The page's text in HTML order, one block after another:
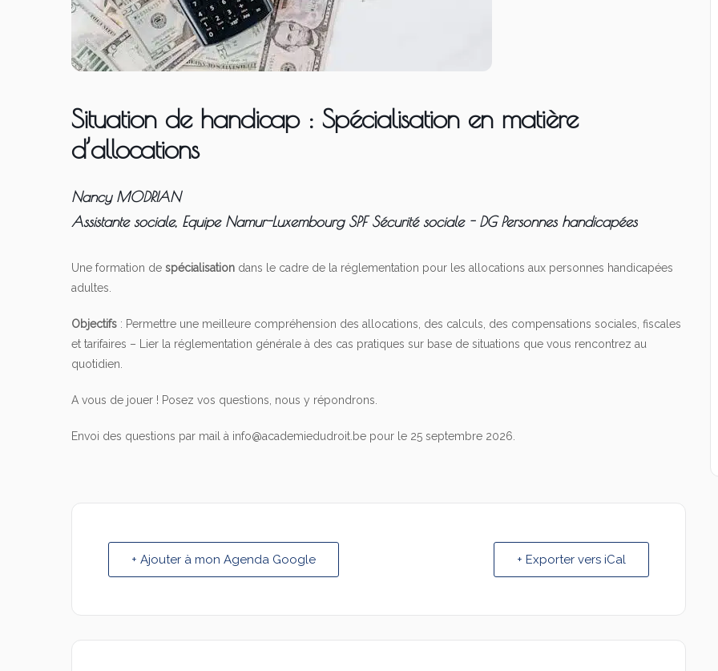
Situation de handicap : Spécialisation en matière
d’allocations
Nancy MODRIAN
Assistante sociale, Equipe Namur-Luxembourg SPF Sécurité sociale - DG Personnes handicapées
Une formation de spécialisation dans le cadre de la réglementation pour les allocations aux personnes handicapées
adultes.
Objectifs : Permettre une meilleure compréhension des allocations, des calculs, des compensations sociales, fiscales
et tarifaires – Lier la réglementation générale à des cas pratiques sur base de situations que vous rencontrez au
quotidien.
A vous de jouer ! Posez vos questions, nous y répondrons.
Envoi des questions par mail à info@academiedudroit.be pour le 25 septembre 2026.
+ Ajouter à mon Agenda Google + Exporter vers iCal